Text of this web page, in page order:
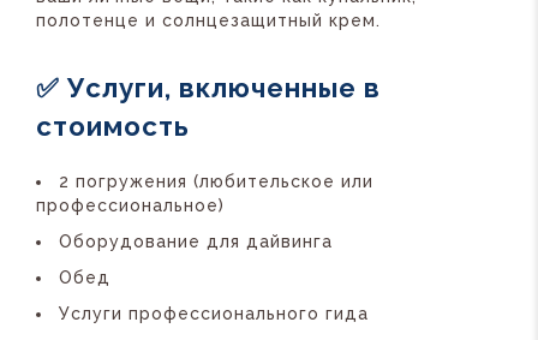
полотенце и солнцезащитный крем.
✅ Услуги, включенные в
стоимость
2 погружения (любительское или
профессиональное)
Оборудование для дайвинга
Обед
Услуги профессионального гида